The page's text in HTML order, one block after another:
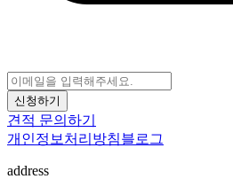
신청하기
견적 문의하기
개인정보처리방침블로그
address